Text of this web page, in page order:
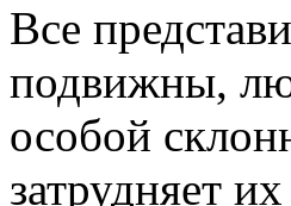
Все
подвижны,
особой
затрудняет